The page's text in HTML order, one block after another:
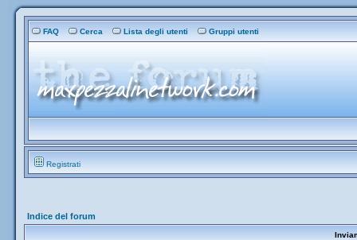
FAQ Cerca Lista degli utenti Gruppi utenti
Registrati
Indice del forum